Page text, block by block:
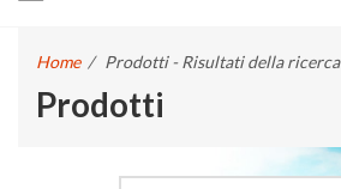
Home / Prodotti - Risultati della ricerca
Prodotti